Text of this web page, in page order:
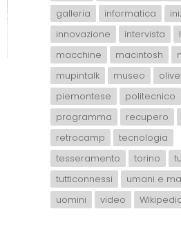
galleria
informatica
innovazione
intervista
macchine
macintosh
mupintalk
museo
piemontese
politecnico
programma
recupero
retrocamp
tecnologia
tesseramento
torino
tutticonnessi
umani e
uomini
video